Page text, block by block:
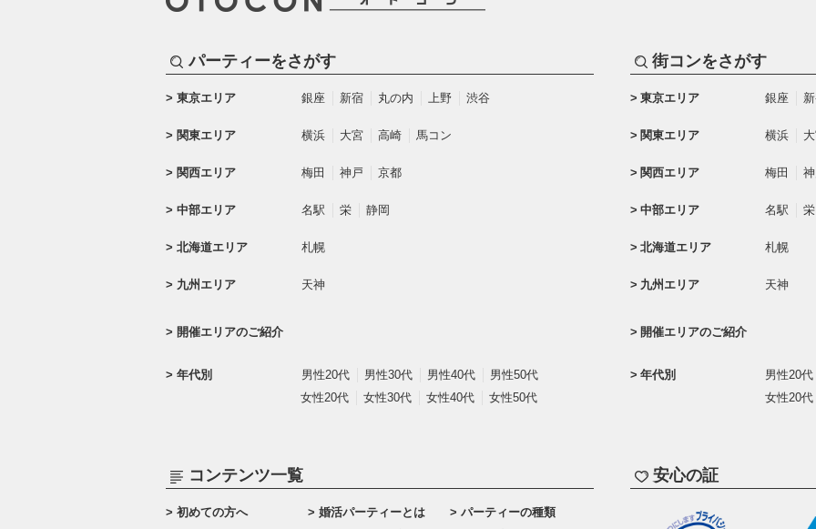
パーティーをさがす
東京エリア 銀座 新宿 丸の内 上野 渋谷
関東エリア 横浜 大宮 高崎 馬コン
関西エリア 梅田 神戸 京都
中部エリア 名駅 栄 静岡
北海道エリア 札幌
九州エリア 天神
開催エリアのご紹介
年代別 男性20代 男性30代 男性40代
男性50代
女性20代
女性30代 女性40代 女性50代
街コンをさがす
東京エリア 銀座
関東エリア 横浜
関西エリア 梅田
中部エリア 名駅 栄
北海道エリア 札幌
九州エリア 天神
開催エリアのご紹介
年代別 男性20代
女性20代
コンテンツ一覧
初めての方へ 婚活パーティーとは パーティーの種類
安心の証